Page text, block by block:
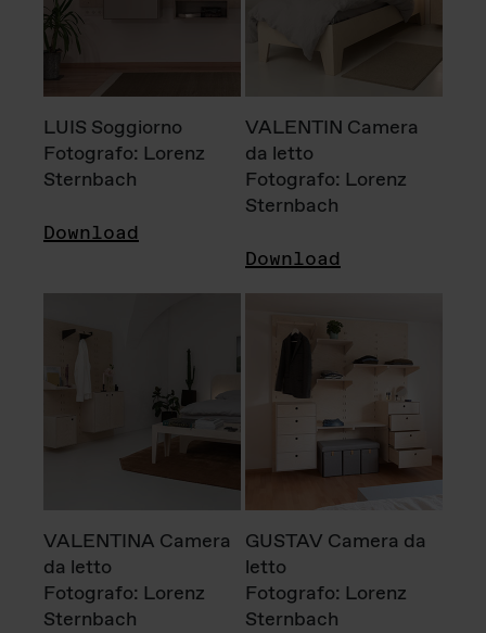
LUIS Soggiorno
Fotografo: Lorenz
Sternbach
Download
VALENTIN Camera
da letto
Fotografo: Lorenz
Sternbach
Download
VALENTINA Camera
da letto
Fotografo: Lorenz
Sternbach
GUSTAV Camera da
letto
Fotografo: Lorenz
Sternbach